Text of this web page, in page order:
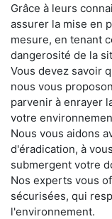
Grâce à leurs
assurer la mise en
mesure, en tenant
dangerosité de la
Vous devez savoir
nous vous
parvenir à enrayer
votre
Nous vous aidons
d'éradication, à
submergent votre
Nos experts vous
sécurisées, qui
l'environnement.